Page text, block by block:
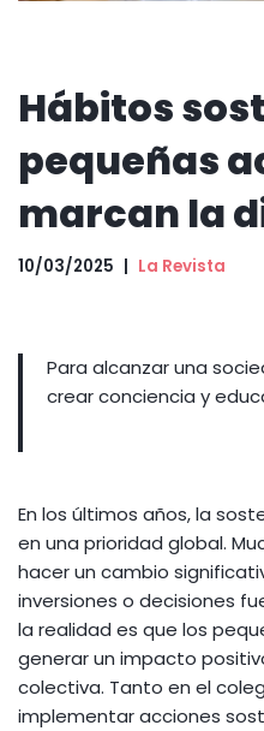
Hábitos
pequeñas
marcan la
10/03/2025 La Revista
Para alcanzar una
crear conciencia y
En los últimos años, la
en una prioridad global.
hacer un cambio
inversiones o decisiones
la realidad es que los
generar un impacto
colectiva. Tanto en el
implementar acciones